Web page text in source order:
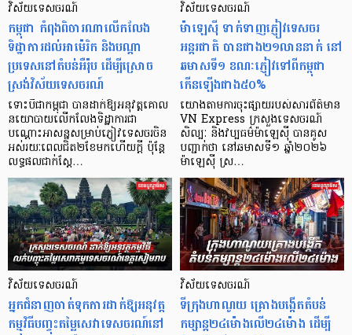
វិស័យទេសចរណ៍
កម្ពុជា កំពុងពិចារណាលើកលែង
ទិដ្ឋាការដល់អាម៉េរិក និងបណ្តា
ប្រទេសនៅតំបន់អឺរ៉ុប ដើម្បីស្រោច
ស្រង់វិស័យទេសចរណ៍
ទោះបីជាកម្ពុជា បានដាក់ឱ្យអនុវត្តគោល
នយោបាយលើកលែងទិដ្ឋាការជា
បណ្ដោះអាសន្នសម្រាប់ភ្ញៀវទេសចរចិន
អស់រយៈពេលជិត២ខែមកហើយក្ដី ប៉ុន្តែ
លទ្ធផលជាក់ស្ដែ…
វិស័យទេសចរណ៍
ម៉ាឡេស៊ី ទាក់ទាញភ្ញៀវទេសចរ
អន្តរជាតិ បានជាង២១លាននាក់ នៅ
ឆមាសទី១ ខណៈភ្ញៀវទៅពីកម្ពុជា
កើនឡើងជាង៥០%
យោងតាមការចុះផ្សាយរបស់សារព័ត៌មាន
VN Express ក្រសួងទេសចរណ៍
សិល្បៈ និងវប្បធម៌ម៉ាឡេស៊ី បានគូស
បញ្ជាក់ថា នៅឆមាសទី១ ឆ្នាំ២០២៦
ម៉ាឡេស៊ី ស្រ…
វិស័យទេសចរណ៍
​អ្នកជំនាញចាត់ទុកការដាក់ឱ្យអនុវត្ត
កម្មវិធីបញ្ចុះតម្លៃសេវាទេសចរណ៍នៅ
វិស័យទេសចរណ៍
ទីក្រុងហាណូយ គ្រោងបង្កើតតំបន់
កម្សាន្ត២៤ម៉ោងលើ២៤ម៉ោង ដើម្បី